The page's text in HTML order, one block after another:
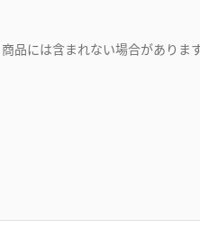
品には含まれない場合がありま